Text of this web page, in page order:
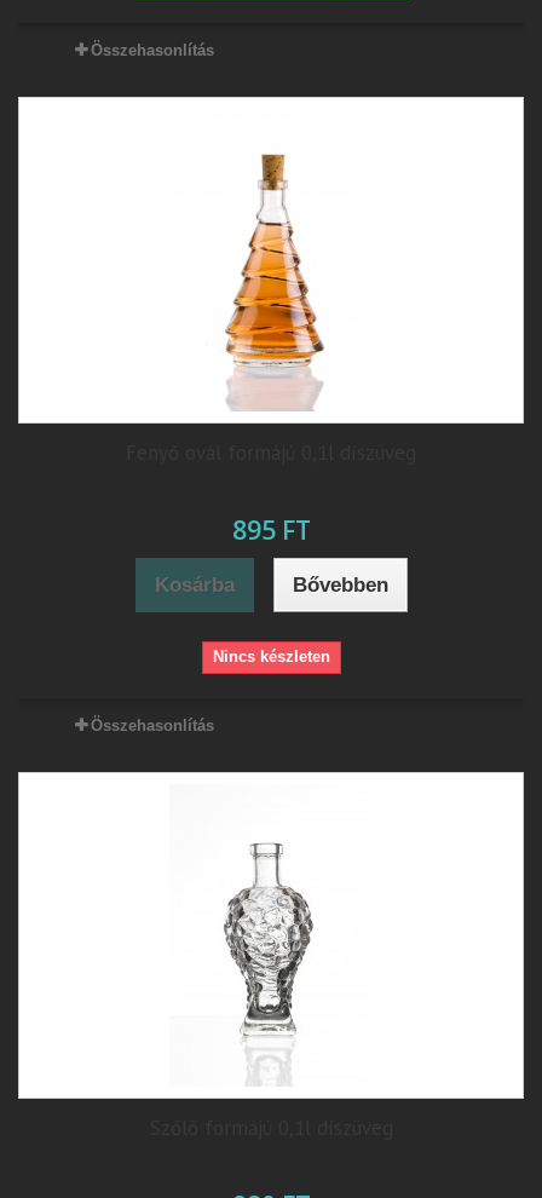
Összehasonlítás
895 FT
Kosárba Bővebben
Nincs készleten
Összehasonlítás